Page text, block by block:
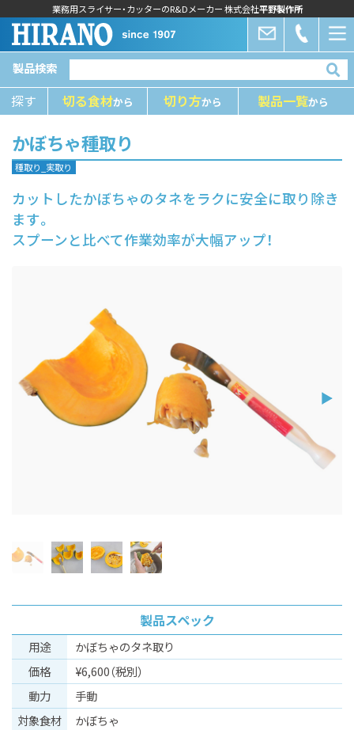
製品検索
探す 切る⾷材から 切り⽅から 製品⼀覧から
業務用スライサー・カッターのR&Dメーカー 株式会社平野製作所
かぼちゃ種取り
種取り_実取り
カットしたかぼちゃのタネをラクに安全に取り除き
ます。
スプーンと比べて作業効率が大幅アップ！
製品スペック
⽤途
かぼちゃのタネ取り
価格
¥6,600（税別）
動⼒
手動
対象食材
かぼちゃ